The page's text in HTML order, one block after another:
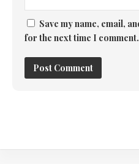
Save my name, email,
for the next time I comment.